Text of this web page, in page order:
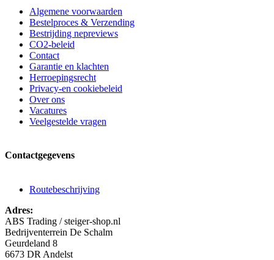
Algemene voorwaarden
Bestelproces & Verzending
Bestrijding nepreviews
CO2-beleid
Contact
Garantie en klachten
Herroepingsrecht
Privacy-en cookiebeleid
Over ons
Vacatures
Veelgestelde vragen
Contactgegevens
Routebeschrijving
Adres:
ABS Trading / steiger-shop.nl
Bedrijventerrein De Schalm
Geurdeland 8
6673 DR Andelst